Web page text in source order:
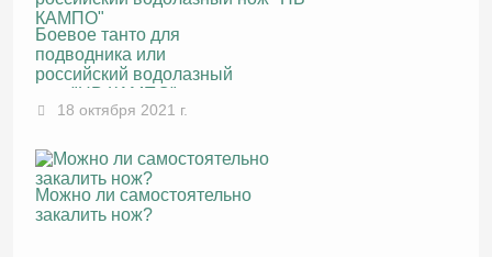
Боевое танто для
подводника или
российский водолазный
нож "НВ КАМПО"
18 октября 2021 г.
Можно ли самостоятельно
закалить нож?